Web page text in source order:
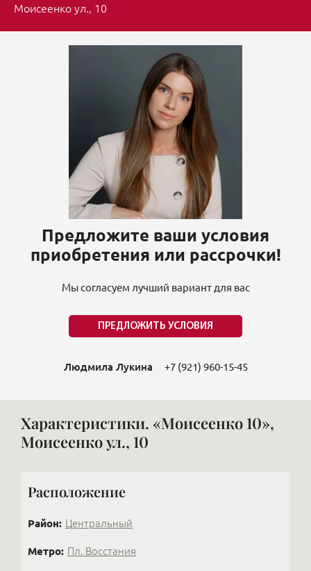
Моисеенко ул., 10
Предложите ваши условия
приобретения или рассрочки!
Мы согласуем лучший вариант для вас
ПРЕДЛОЖИТЬ УСЛОВИЯ
Людмила Лукина +7 (921) 960-15-45
Характеристики. «Моисеенко 10»,
Моисеенко ул., 10
Расположение
Район: Центральный
Метро: Пл. Восстания